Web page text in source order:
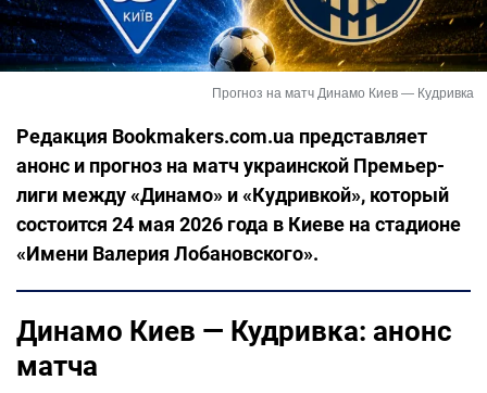
Прогноз на матч Динамо Киев — Кудривка
Редакция Bookmakers.com.ua представляет
анонс и прогноз на матч украинской Премьер-
лиги между «Динамо» и «Кудривкой», который
состоится 24 мая 2026 года в Киеве на стадионе
«Имени Валерия Лобановского».
Динамо Киев — Кудривка: анонс
матча